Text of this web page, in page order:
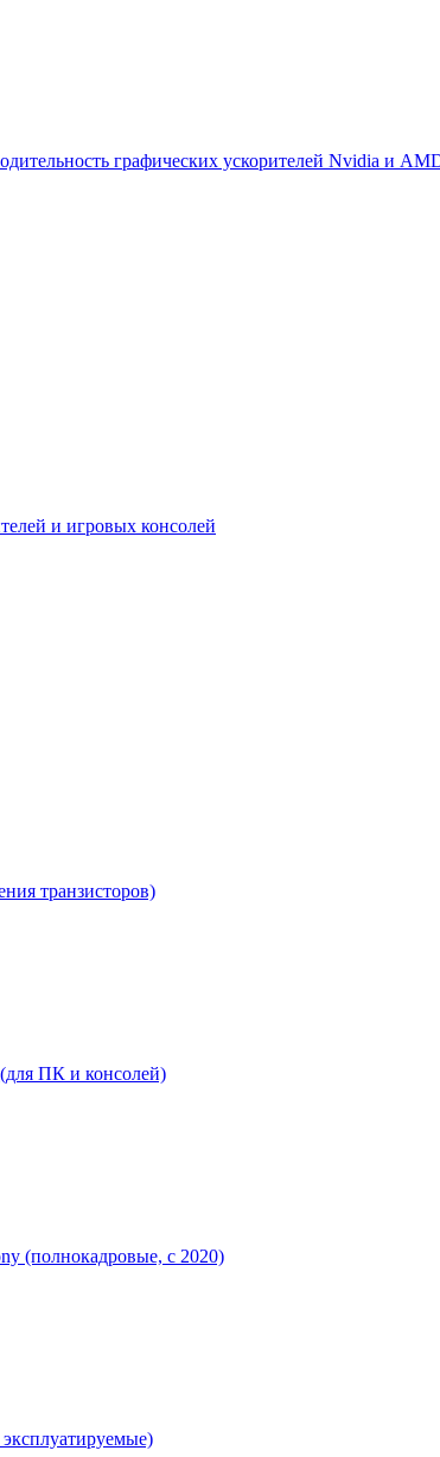
графических ускорителей Nvidia и
и игровых консолей
транзисторов)
ПК и консолей)
(полнокадровые, с 2020)